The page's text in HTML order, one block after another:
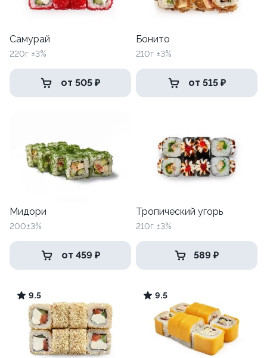
Самурай
220г ±3%
от 505 ₽
Бонито
210г ±3%
от 515 ₽
Мидори
200±3%
от 459 ₽
Тропический угорь
210г ±3%
589 ₽
9.5 9.5